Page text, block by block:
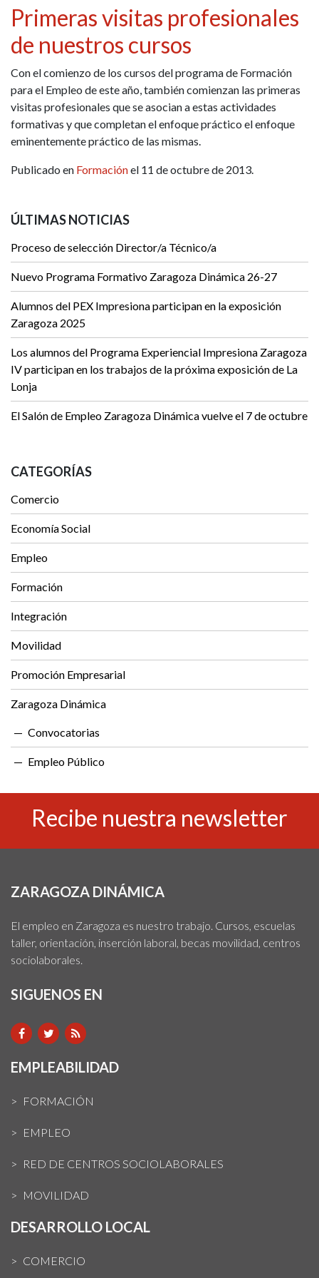
Primeras visitas profesionales
de nuestros cursos
Con el comienzo de los cursos del programa de Formación
para el Empleo de este año, también comienzan las primeras
visitas profesionales que se asocian a estas actividades
formativas y que completan el enfoque práctico el enfoque
eminentemente práctico de las mismas.
Publicado en Formaciónel 11 de octubre de 2013.
ÚLTIMAS NOTICIAS
Proceso de selección Director/a Técnico/a
Nuevo Programa Formativo Zaragoza Dinámica 26-27
Alumnos del PEX Impresiona participan en la exposición
Zaragoza 2025
Los alumnos del Programa Experiencial Impresiona Zaragoza
IV participan en los trabajos de la próxima exposición de La
Lonja
El Salón de Empleo Zaragoza Dinámica vuelve el 7 de octubre
CATEGORÍAS
Comercio
Economía Social
Empleo
Formación
Integración
Movilidad
Promoción Empresarial
Zaragoza Dinámica
Convocatorias
Empleo Público
Recibe nuestra newsletter
ZARAGOZA DINÁMICA
El empleo en Zaragoza es nuestro trabajo. Cursos, escuelas
taller, orientación, inserción laboral, becas movilidad, centros
sociolaborales.
SIGUENOS EN
EMPLEABILIDAD
FORMACIÓN
EMPLEO
RED DE CENTROS SOCIOLABORALES
MOVILIDAD
DESARROLLO LOCAL
COMERCIO